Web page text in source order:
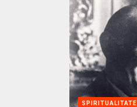
SPIRITUALITATE